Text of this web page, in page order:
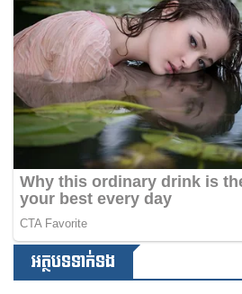
អត្ថបទទាក់ទង